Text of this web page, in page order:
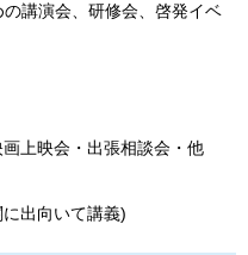
講演会、研修会、啓発イベ
上映会・出張相談会・他
出向いて講義)